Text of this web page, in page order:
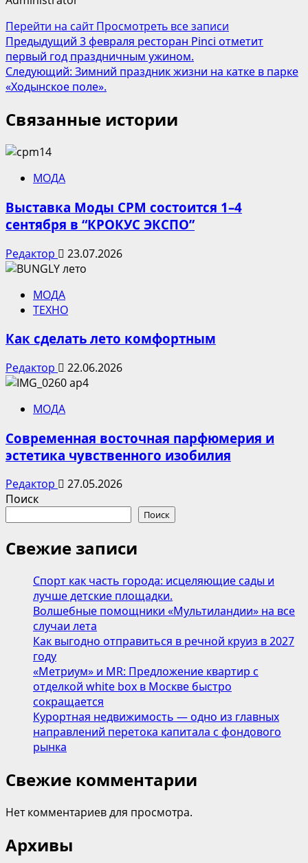
Перейти на сайтПросмотреть все записи
Навигация
записи
Предыдущий 3 февраля ресторан Pinci отметит
первый год праздничным ужином.
Следующий: Зимний праздник жизни на катке в парке
«Ходынское поле».
Связанные истории
МОДА
Выставка Моды CPM состоится 1–4
сентября в “КРОКУС ЭКСПО”
Редактор 23.07.2026
МОДА
ТЕХНО
Как сделать лето комфортным
Редактор 22.06.2026
МОДА
Современная восточная парфюмерия и
эстетика чувственного изобилия
Редактор
27.05.2026
Поиск
Поиск
Свежие записи
Спорт как часть города: исцеляющие сады и
лучше детские площадки.
Волшебные помощники «Мультиландии» на все
случаи лета
Как выгодно отправиться в речной круиз в 2027
году
«Метриум» и MR: Предложение квартир с
отделкой white box в Москве быстро
сокращается
Курортная недвижимость — одно из главных
направлений перетока капитала с фондового
рынка
Свежие комментарии
Нет комментариев для просмотра.
Архивы